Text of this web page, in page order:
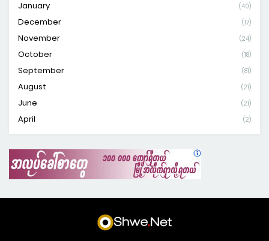
January (40)
December (17)
November (24)
October (18)
September (81)
August (21)
June (21)
April (2)